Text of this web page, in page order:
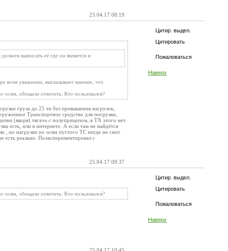
25.04.17 08:19
Цитир. выдел.
Цитировать
Пожаловаться
Наверх
выписать её где он является и
всем уважении, высказывает мнение, что
осям, обещали ответить. Кто пользовался?
груза до 25 тн без превышения нагрузок,
Транспортное средство для погрузки,
(якоря) тягача с полуприцепом, в ТХ этого нет
есть, или в интернете. А если там не найдётся
, но нагрузки по осям пустого ТС нигде не смог
есть реально. Поэкспериментировал с
25.04.17 09:37
Цитир. выдел.
Цитировать
Пожаловаться
Наверх
осям, обещали ответить. Кто пользовался?